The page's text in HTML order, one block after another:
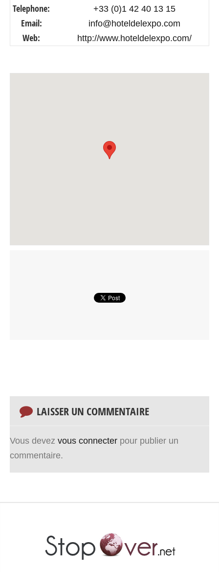
Telephone:
+33 (0)1 42 40 13 15
Email: info@hoteldelexpo.com
Web: http://www.hoteldelexpo.com/
LAISSER UN COMMENTAIRE
Vous devez vous connecter pour publier un
commentaire.